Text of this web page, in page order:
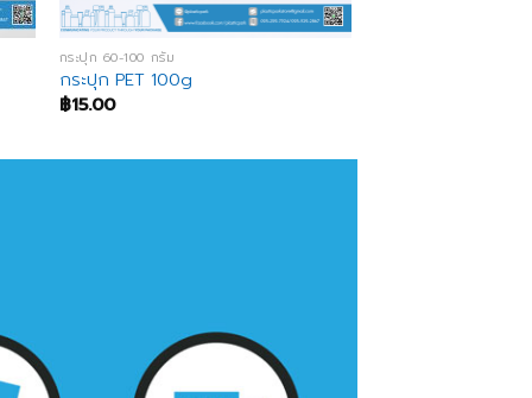
กระปุก 60-100 กรัม
กระปุก PET 100g
฿15.00